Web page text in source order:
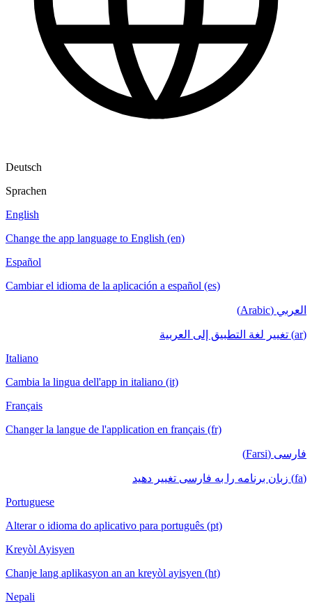
Deutsch
Sprachen
English
Change the app language to English (en)
Español
Cambiar el idioma de la aplicación a español (es)
العربي (Arabic)
(ar) تغيير لغة التطبيق إلى العربية
Italiano
Cambia la lingua dell'app in italiano (it)
Français
Changer la langue de l'application en français (fr)
فارسی (Farsi)
(fa) زبان برنامه را به فارسی تغییر دهید
Portuguese
Alterar o idioma do aplicativo para português (pt)
Kreyòl Ayisyen
Chanje lang aplikasyon an an kreyòl ayisyen (ht)
Nepali